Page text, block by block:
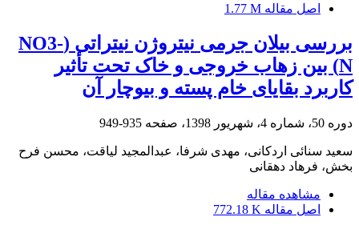
اصل مقاله 1.77 M
بررسی بیلان جرمی نیتروژن نیتراتی (NO3-
N) بین زهاب خروجی و خاک تحت‏ تأثیر
کاربرد بقایای خام پسته و بیوچار آن
دوره 50، شماره 4، شهریور 1398، صفحه 935-949
سعید سنائی اردکانی، مهدی شرفا، عبدالمجید لیاقت، محسن فرح
بخش، فرهاد دهقانی
مشاهده مقاله
اصل مقاله 772.18 K